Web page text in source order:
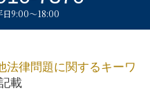
日9:00～18:00
法律問題に関するキーワ
載